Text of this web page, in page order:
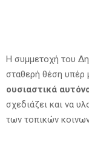
Η συμμετοχή του
σταθερή θέση υπέρ
ουσιαστικά
σχεδιάζει και να
των τοπικών